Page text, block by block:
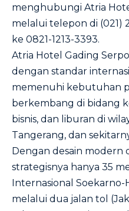
menghubungi Atria
melalui telepon di (021)
ke 0821-1213-3393.
Atria Hotel Gading
dengan standar
memenuhi kebutuhan
berkembang di bidang
bisnis, dan liburan di
Tangerang, dan
Dengan desain modern
strategisnya hanya 35
Internasional Soekarno-
melalui dua jalan tol